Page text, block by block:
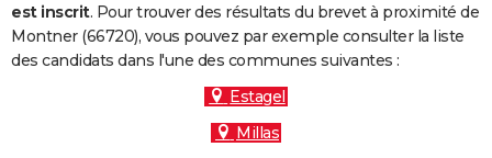
S'inscrire
Se connecter
Lycées
Collèges
Primaires
Universités
Entreprises
Service militaire
Avis de recherche
AVIS DE DÉCÈS
FORUM
est inscrit. Pour trouver des résultats du brevet à proximité de
Montner (66720), vous pouvez par exemple consulter la liste
des candidats dans l'une des communes suivantes :
Estagel
Millas